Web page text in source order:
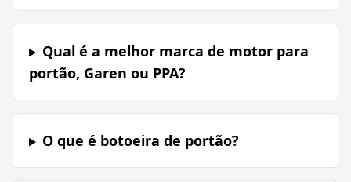
Qual é a melhor marca de motor para
portão, Garen ou PPA?
O que é botoeira de portão?